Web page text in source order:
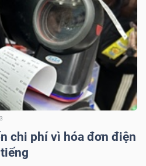
chi phí vì hóa đơn điện